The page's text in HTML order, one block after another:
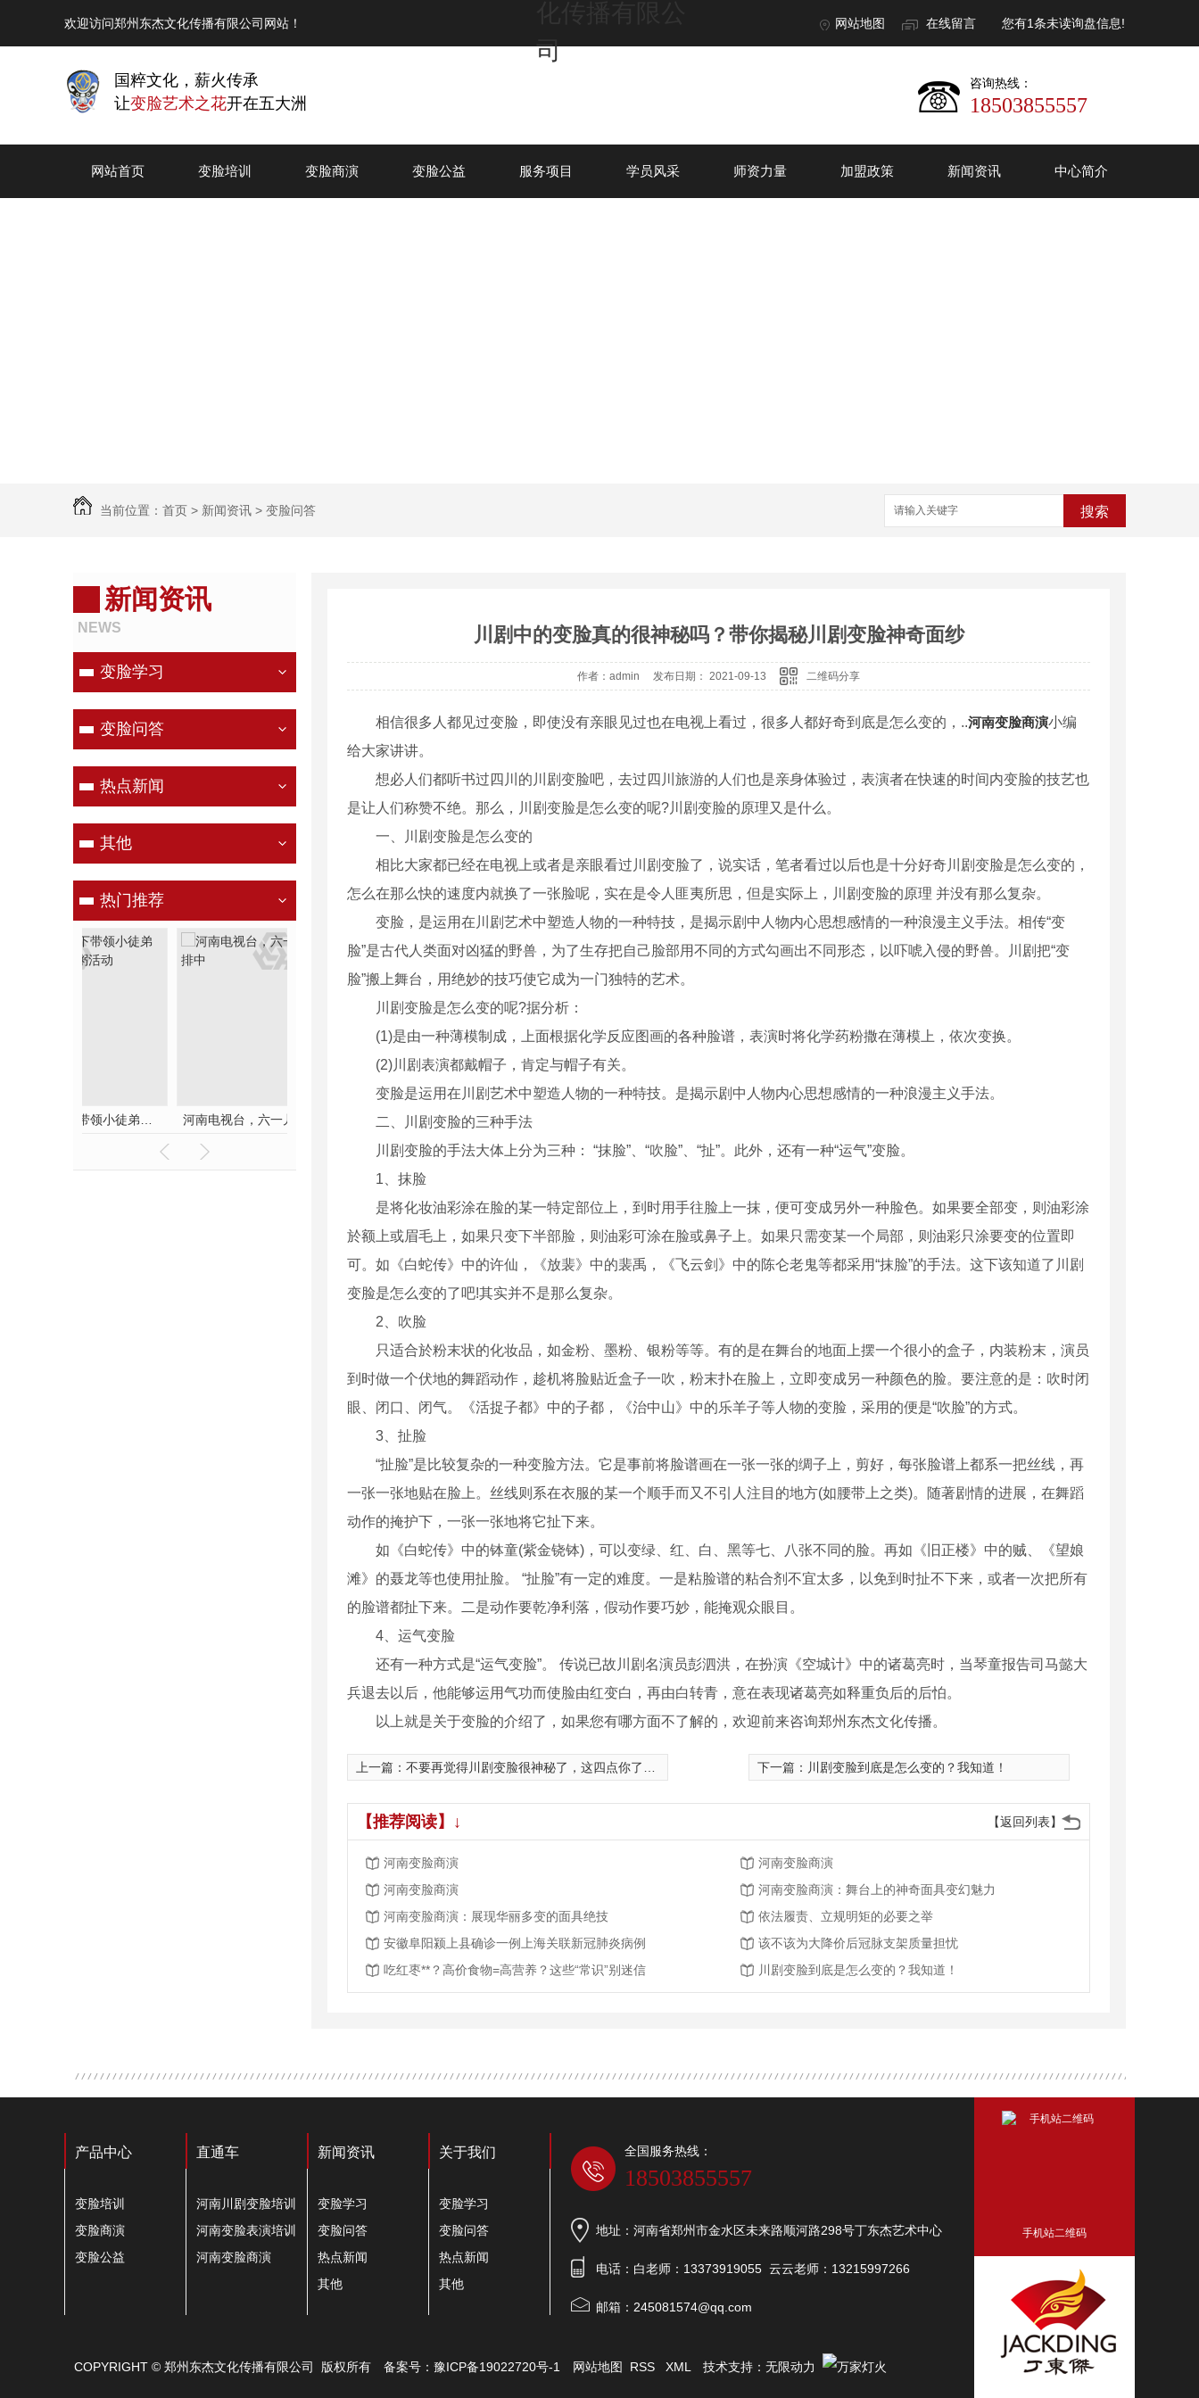
欢迎访问郑州东杰文化传播有限公司网站！ 网站地图 在线留言 您有1条未读询盘信息!
国粹文化，薪火传承
让变脸艺术之花开在五大洲
咨询热线：
18503855557
网站首页 变脸培训 变脸商演 变脸公益 服务项目 学员风采 师资力量 加盟政策 新闻资讯 中心简介
当前位置： 首页 > 新闻资讯 > 变脸问答 搜索
新闻资讯
NEWS
变脸学习
变脸问答
热点新闻
其他
热门推荐
东杰文化公司线下带领小徒弟们一起开办爱心奉粥活动 河南电视台，六一儿童节目彩排中 丁东杰艺术中心表演学员
川剧中的变脸真的很神秘吗？带你揭秘川剧变脸神奇面纱
作者：admin 发布日期： 2021-09-13 二维码分享
相信很多人都见过变脸，即使没有亲眼见过也在电视上看过，很多人都好奇到底是怎么变的，..河南变脸商演小编
给大家讲讲。
想必人们都听书过四川的川剧变脸吧，去过四川旅游的人们也是亲身体验过，表演者在快速的时间内变脸的技艺也
是让人们称赞不绝。那么，川剧变脸是怎么变的呢?川剧变脸的原理又是什么。
一、川剧变脸是怎么变的
相比大家都已经在电视上或者是亲眼看过川剧变脸了，说实话，笔者看过以后也是十分好奇川剧变脸是怎么变的，
怎么在那么快的速度内就换了一张脸呢，实在是令人匪夷所思，但是实际上，川剧变脸的原理 并没有那么复杂。
变脸，是运用在川剧艺术中塑造人物的一种特技，是揭示剧中人物内心思想感情的一种浪漫主义手法。相传“变
脸”是古代人类面对凶猛的野兽，为了生存把自己脸部用不同的方式勾画出不同形态，以吓唬入侵的野兽。川剧把“变
脸”搬上舞台，用绝妙的技巧使它成为一门独特的艺术。
川剧变脸是怎么变的呢?据分析：
(1)是由一种薄模制成，上面根据化学反应图画的各种脸谱，表演时将化学药粉撒在薄模上，依次变换。
(2)川剧表演都戴帽子，肯定与帽子有关。
变脸是运用在川剧艺术中塑造人物的一种特技。是揭示剧中人物内心思想感情的一种浪漫主义手法。
二、川剧变脸的三种手法
川剧变脸的手法大体上分为三种： “抹脸”、“吹脸”、“扯”。此外，还有一种“运气”变脸。
1、抹脸
是将化妆油彩涂在脸的某一特定部位上，到时用手往脸上一抹，便可变成另外一种脸色。如果要全部变，则油彩涂
於额上或眉毛上，如果只变下半部脸，则油彩可涂在脸或鼻子上。如果只需变某一个局部，则油彩只涂要变的位置即
可。如《白蛇传》中的许仙，《放裴》中的裴禹，《飞云剑》中的陈仑老鬼等都采用“抹脸”的手法。这下该知道了川剧
变脸是怎么变的了吧!其实并不是那么复杂。
2、吹脸
只适合於粉末状的化妆品，如金粉、墨粉、银粉等等。有的是在舞台的地面上摆一个很小的盒子，内装粉末，演员
到时做一个伏地的舞蹈动作，趁机将脸贴近盒子一吹，粉末扑在脸上，立即变成另一种颜色的脸。要注意的是：吹时闭
眼、闭口、闭气。《活捉子都》中的子都，《治中山》中的乐羊子等人物的变脸，采用的便是“吹脸”的方式。
3、扯脸
“扯脸”是比较复杂的一种变脸方法。它是事前将脸谱画在一张一张的绸子上，剪好，每张脸谱上都系一把丝线，再
一张一张地贴在脸上。丝线则系在衣服的某一个顺手而又不引人注目的地方(如腰带上之类)。随著剧情的进展，在舞蹈
动作的掩护下，一张一张地将它扯下来。
如《白蛇传》中的钵童(紫金铙钵)，可以变绿、红、白、黑等七、八张不同的脸。再如《旧正楼》中的贼、《望娘
滩》的聂龙等也使用扯脸。 “扯脸”有一定的难度。一是粘脸谱的粘合剂不宜太多，以免到时扯不下来，或者一次把所有
的脸谱都扯下来。二是动作要乾净利落，假动作要巧妙，能掩观众眼目。
4、运气变脸
还有一种方式是“运气变脸”。 传说已故川剧名演员彭泗洪，在扮演《空城计》中的诸葛亮时，当琴童报告司马懿大
兵退去以后，他能够运用气功而使脸由红变白，再由白转青，意在表现诸葛亮如释重负后的后怕。
以上就是关于变脸的介绍了，如果您有哪方面不了解的，欢迎前来咨询郑州东杰文化传播。
上一篇： 不要再觉得川剧变脸很神秘了，这四点你了解之后就会明白！ 下一篇： 川剧变脸到底是怎么变的？我知道！
【返回列表】
【推荐阅读】↓
河南变脸商演
河南变脸商演
河南变脸商演
河南变脸商演：舞台上的神奇面具变幻魅力
河南变脸商演：展现华丽多变的面具绝技
依法履责、立规明矩的必要之举
安徽阜阳颍上县确诊一例上海关联新冠肺炎病例
该不该为大降价后冠脉支架质量担忧
吃红枣**？高价食物=高营养？这些“常识”别迷信
川剧变脸到底是怎么变的？我知道！
产品中心
变脸培训
变脸商演
变脸公益
直通车
河南川剧变脸培训
河南变脸表演培训
河南变脸商演
新闻资讯
变脸学习
变脸问答
热点新闻
其他
关于我们
变脸学习
变脸问答
热点新闻
其他
全国服务热线：
18503855557
地址：河南省郑州市金水区未来路顺河路298号丁东杰艺术中心
电话：白老师：13373919055 云云老师：13215997266
邮箱：245081574@qq.com
手机站二维码
COPYRIGHT © 郑州东杰文化传播有限公司 版权所有 备案号： 豫ICP备19022720号-1 网站地图 RSS XML 技术支持： 无限动力